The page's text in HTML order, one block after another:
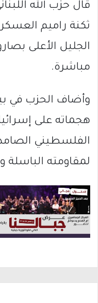
قال حزب الله
ثكنة راميم
الجليل الأعلى
مباشرة.
وأضاف الحزب في
هجماته على
الفلسطيني
لمقاومته الباسلة